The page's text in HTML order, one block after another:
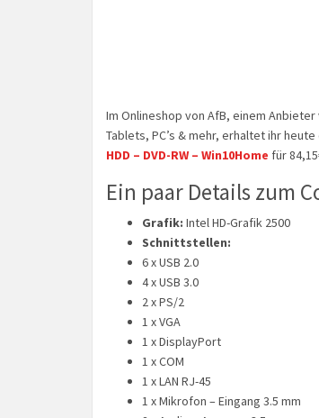
Im Onlineshop von AfB, einem
Tablets, PC’s & mehr, erhaltet ihr heute
HDD – DVD-RW – Win10Home für
Ein paar Details zum
Grafik: Intel HD-Grafik 2500
Schnittstellen:
6 x USB 2.0
4 x USB 3.0
2 x PS/2
1 x VGA
1 x DisplayPort
1 x COM
1 x LAN RJ-45
1 x Mikrofon – Eingang 3.5 mm